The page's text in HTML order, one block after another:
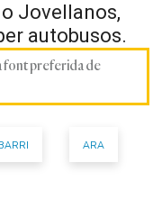
Jovellanos,
autobusos.
font preferida de
ARA